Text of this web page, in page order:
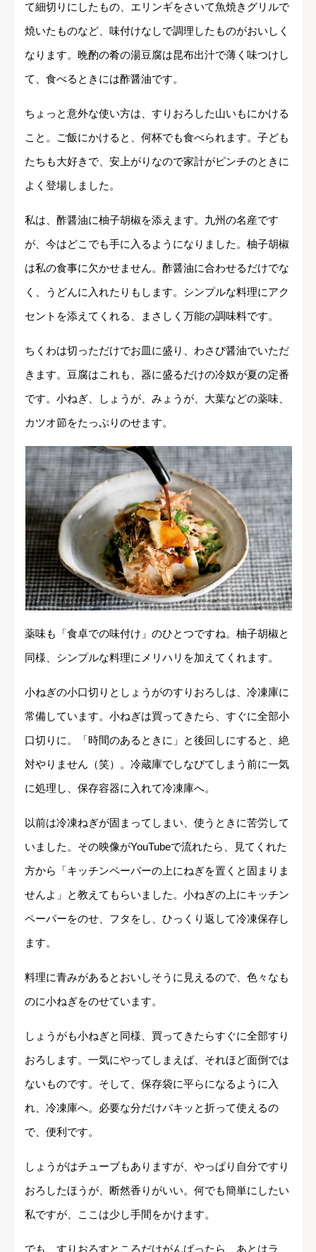
て細切りにしたもの、エリンギをさいて魚焼きグリルで
焼いたものなど、味付けなしで調理したものがおいしく
なります。晩酌の肴の湯豆腐は昆布出汁で薄く味つけし
て、食べるときには酢醤油です。
ちょっと意外な使い方は、すりおろした山いもにかける
こと。ご飯にかけると、何杯でも食べられます。子ども
たちも大好きで、安上がりなので家計がピンチのときに
よく登場しました。
私は、酢醤油に柚子胡椒を添えます。九州の名産です
が、今はどこでも手に入るようになりました。柚子胡椒
は私の食事に欠かせません。酢醤油に合わせるだけでな
く、うどんに入れたりもします。シンプルな料理にアク
セントを添えてくれる、まさしく万能の調味料です。
ちくわは切っただけでお皿に盛り、わさび醤油でいただ
きます。豆腐はこれも、器に盛るだけの冷奴が夏の定番
です。小ねぎ、しょうが、みょうが、大葉などの薬味、
カツオ節をたっぷりのせます。
薬味も「食卓での味付け」のひとつですね。柚子胡椒と
同様、シンプルな料理にメリハリを加えてくれます。
小ねぎの小口切りとしょうがのすりおろしは、冷凍庫に
常備しています。小ねぎは買ってきたら、すぐに全部小
口切りに。「時間のあるときに」と後回しにすると、絶
対やりません（笑）。冷蔵庫でしなびてしまう前に一気
に処理し、保存容器に入れて冷凍庫へ。
以前は冷凍ねぎが固まってしまい、使うときに苦労して
いました。その映像がYouTubeで流れたら、見てくれた
方から「キッチンペーパーの上にねぎを置くと固まりま
せんよ」と教えてもらいました。小ねぎの上にキッチン
ペーパーをのせ、フタをし、ひっくり返して冷凍保存し
ます。
料理に青みがあるとおいしそうに見えるので、色々なも
のに小ねぎをのせています。
しょうがも小ねぎと同様、買ってきたらすぐに全部すり
おろします。一気にやってしまえば、それほど面倒では
ないものです。そして、保存袋に平らになるように入
れ、冷凍庫へ。必要な分だけパキッと折って使えるの
で、便利です。
しょうがはチューブもありますが、やっぱり自分ですり
おろしたほうが、断然香りがいい。何でも簡単にしたい
私ですが、ここは少し手間をかけます。
でも、すりおろすところだけがんばったら、あとはラ